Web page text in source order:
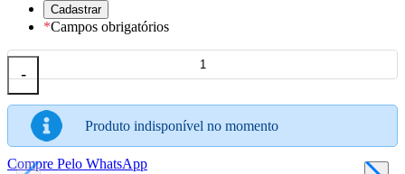
*Campos obrigatórios
-
Produto indisponível no momento
Compre Pelo WhatsApp